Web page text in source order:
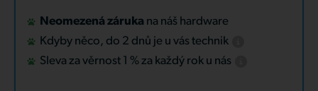
Neomezená záruka na náš hardware
Kdyby něco, do 2 dnů je u vás technik
Sleva za věrnost 1 % za každý rok u nás